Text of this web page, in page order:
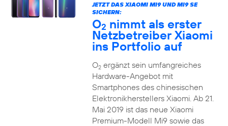
JETZT DAS XIAOMI MI9 UND MI9 SE
SICHERN:
O2 nimmt als erster
Netzbetreiber Xiaomi
ins Portfolio auf
O2ergänzt sein umfangreiches
Hardware-Angebot mit
Smartphones des chinesischen
Elektronikherstellers Xiaomi. Ab 21.
Mai 2019 ist das neue Xiaomi
Premium-Modell Mi9 sowie das